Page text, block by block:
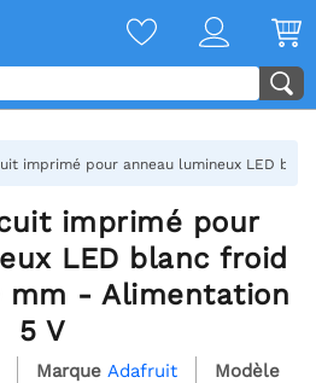
imprimé pour anneau lumineux LED
imprimé pour
LED blanc froid
mm - Alimentation
5 V
Marque Adafruit
Modèle